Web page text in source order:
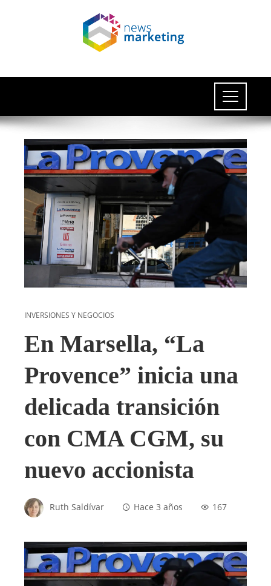
INVERSIONES Y NEGOCIOS
En Marsella, “La
Provence” inicia una
delicada transición
con CMA CGM, su
nuevo accionista
Ruth Saldívar Hace 3 años 167